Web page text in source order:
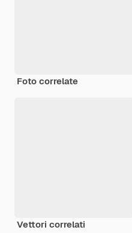
Foto correlate
Vettori correlati